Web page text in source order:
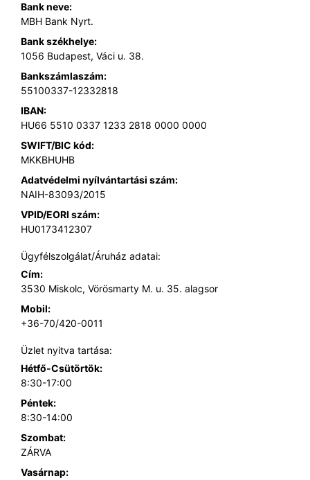
Bank neve:
MBH Bank Nyrt.
Bank székhelye:
1056 Budapest, Váci u. 38.
Bankszámlaszám:
55100337-12332818
IBAN:
HU66 5510 0337 1233 2818 0000 0000
SWIFT/BIC kód:
MKKBHUHB
Adatvédelmi nyílvántartási szám:
NAIH-83093/2015
VPID/EORI szám:
HU0173412307
Ügyfélszolgálat/Áruház adatai:
Cím:
3530 Miskolc, Vörösmarty M. u. 35. alagsor
Mobil:
+36-70/420-0011
Üzlet nyitva tartása:
Hétfő-Csütörtök:
8:30-17:00
Péntek:
8:30-14:00
Szombat:
ZÁRVA
Vasárnap: